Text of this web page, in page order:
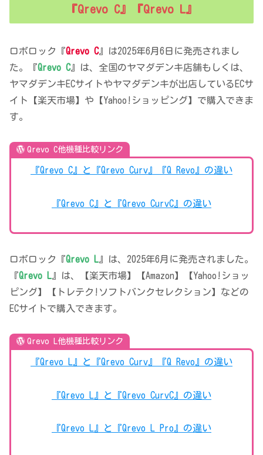
『Qrevo C』『Qrevo L』
ロボロック『Qrevo C』は2025年6月6日に発売されまし
た。『Qrevo C』は、全国のヤマダデンキ店舗もしくは、
ヤマダデンキECサイトやヤマダデンキが出店しているECサ
イト【楽天市場】や【Yahoo!ショッピング】で購入できま
す。
Qrevo C他機種比較リンク
『Qrevo C』と『Qrevo Curv』『Q Revo』の違い
『Qrevo C』と『Qrevo CurvC』の違い
ロボロック『Qrevo L 』は、2025年6月に発売されました。
『Qrevo L 』は、【楽天市場】【Amazon】【Yahoo!ショッ
ピング】【トレテク!ソフトバンクセレクション】などの
ECサイトで購入できます。
Qrevo L他機種比較リンク
『Qrevo L』と『Qrevo Curv』『Q Revo』の違い
『Qrevo L』と『Qrevo CurvC』の違い
『Qrevo L』と『Qrevo L Pro』の違い